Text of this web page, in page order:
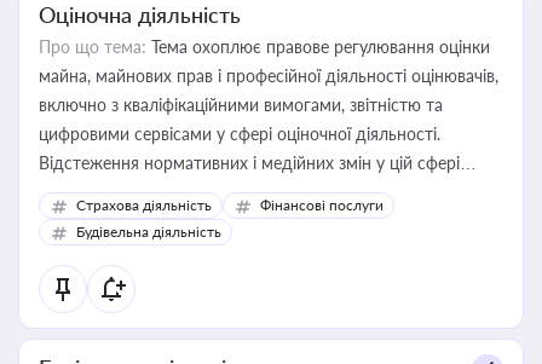
Оціночна діяльність
Про що тема: Тема охоплює правове регулювання оцінки
майна, майнових прав і професійної діяльності оцінювачів,
включно з кваліфікаційними вимогами, звітністю та
цифровими сервісами у сфері оціночної діяльності.
Відстеження нормативних і медійних змін у цій сфері
корисне для власника бізнесу, керівника, юриста або
бухгалтера під час оподаткування, приватизації, оренди
державного майна, корпоративних угод і перевірки
статусу суб'єктів оціночної діяльності
Страхова діяльність
Фінансові послуги
Будівельна діяльність